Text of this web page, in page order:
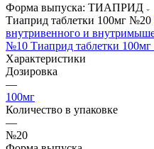
Форма выпуска: ТИАПРИД
Тиаприд таблетки 100мг №20
внутривенного и
№10 Тиаприд таблетки
Характеристики
Дозировка
—
100мг
Количество в упаковке
—
№20